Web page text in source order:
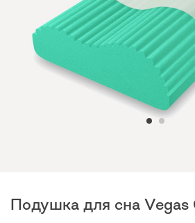
Подушка для сна Vegas